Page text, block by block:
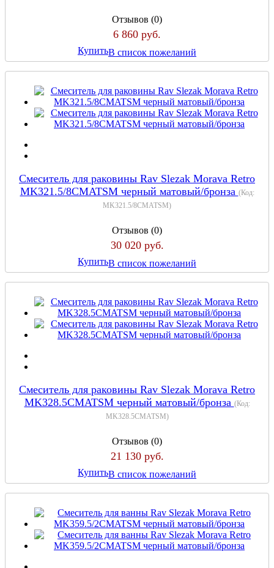
Отзывов (0)
6 860 руб.
КупитьВ список пожеланий
Смеситель для раковины Rav Slezak Morava Retro
MK321.5/8CMATSM черный матовый/бронза (Код:
MK321.5/8CMATSM)
Отзывов (0)
30 020 руб.
КупитьВ список пожеланий
Смеситель для раковины Rav Slezak Morava Retro
MK328.5CMATSM черный матовый/бронза (Код:
MK328.5CMATSM)
Отзывов (0)
21 130 руб.
КупитьВ список пожеланий